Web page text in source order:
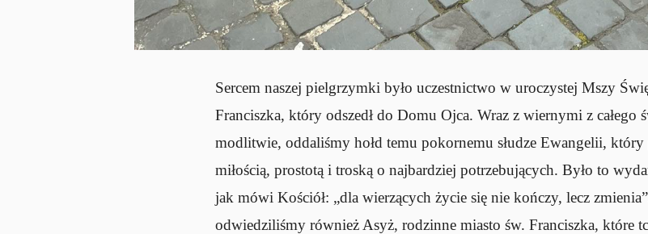
Sercem naszej pielgrzymki było uczestnictwo w uroczystej Mszy
Franciszka, który odszedł do Domu Ojca. Wraz z wiernymi z całego
modlitwie, oddaliśmy hołd temu pokornemu słudze Ewangelii, który
miłością, prostotą i troską o najbardziej potrzebujących. Było to
jak mówi Kościół: „dla wierzących życie się nie kończy, lecz
odwiedziliśmy również Asyż, rodzinne miasto św. Franciszka, które